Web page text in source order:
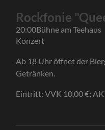
Rockfonie
20:00Bühne am Teehaus
Konzert
Ab 18 Uhr öffnet der
Getränken.
Eintritt: VVK 10,00 €; AK